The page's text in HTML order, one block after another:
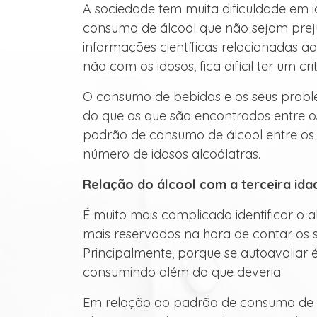
A sociedade tem muita dificuldade
consumo de álcool que não sejam
informações científicas relacionadas
não com os idosos, fica difícil ter um
O consumo de bebidas e os seus
do que os que são encontrados entre
padrão de consumo de álcool entre
número de idosos alcoólatras.
Relação do álcool com a terceira
É muito mais complicado identificar o
mais reservados na hora de contar os
Principalmente, porque se autoavaliar
consumindo além do que deveria.
Em relação ao padrão de consumo